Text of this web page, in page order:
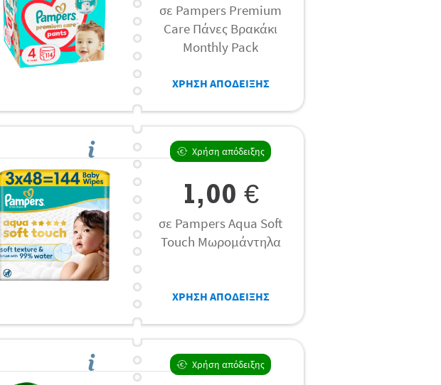
σε Pampers Premium
Care Πάνες Βρακάκι
Monthly Pack
ΧΡΗΣΗ ΑΠΟΔΕΙΞΗΣ
Χρήση απόδειξης
1,00 €
σε Pampers Aqua Soft
Touch Μωρομάντηλα
ΧΡΗΣΗ ΑΠΟΔΕΙΞΗΣ
Χρήση απόδειξης